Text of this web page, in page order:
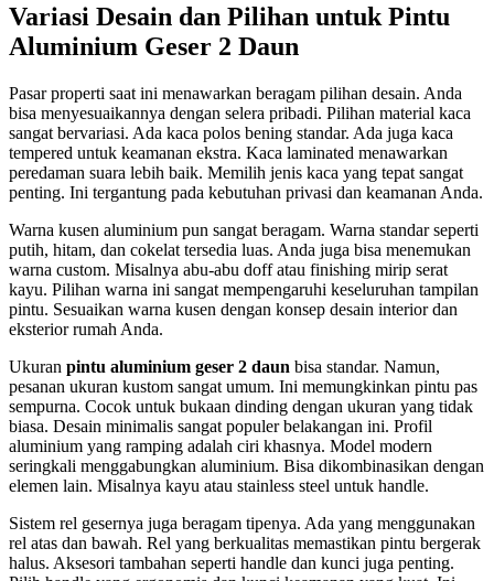
Variasi Desain dan Pilihan untuk Pintu
Aluminium Geser 2 Daun
Pasar properti saat ini menawarkan beragam pilihan desain. Anda
bisa menyesuaikannya dengan selera pribadi. Pilihan material kaca
sangat bervariasi. Ada kaca polos bening standar. Ada juga kaca
tempered untuk keamanan ekstra. Kaca laminated menawarkan
peredaman suara lebih baik. Memilih jenis kaca yang tepat sangat
penting. Ini tergantung pada kebutuhan privasi dan keamanan Anda.
Warna kusen aluminium pun sangat beragam. Warna standar seperti
putih, hitam, dan cokelat tersedia luas. Anda juga bisa menemukan
warna custom. Misalnya abu-abu doff atau finishing mirip serat
kayu. Pilihan warna ini sangat mempengaruhi keseluruhan tampilan
pintu. Sesuaikan warna kusen dengan konsep desain interior dan
eksterior rumah Anda.
Ukuran pintu aluminium geser 2 daun bisa standar. Namun,
pesanan ukuran kustom sangat umum. Ini memungkinkan pintu pas
sempurna. Cocok untuk bukaan dinding dengan ukuran yang tidak
biasa. Desain minimalis sangat populer belakangan ini. Profil
aluminium yang ramping adalah ciri khasnya. Model modern
seringkali menggabungkan aluminium. Bisa dikombinasikan dengan
elemen lain. Misalnya kayu atau stainless steel untuk handle.
Sistem rel gesernya juga beragam tipenya. Ada yang menggunakan
rel atas dan bawah. Rel yang berkualitas memastikan pintu bergerak
halus. Aksesori tambahan seperti handle dan kunci juga penting.